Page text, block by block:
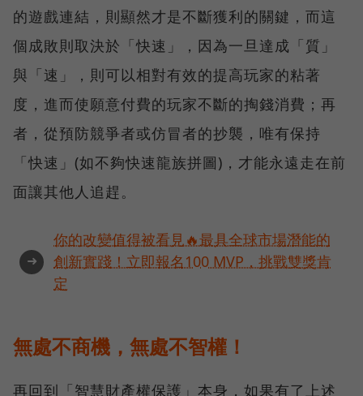
的遊戲連結，則顯然才是不斷獲利的關鍵，而這
個成敗則取決於「快速」，因為一旦達成「質」
與「速」，則可以相對有效的提高玩家的粘著
度，進而使願意付費的玩家不斷的掏錢消費；再
者，從預防競爭者或仿冒者的抄襲，唯有保持
「快速」(如不夠快速龍族拼圖)，才能永遠走在前
面讓其他人追趕。
➜
你的改變值得被看見🔥最具全球市場潛能的
創新實踐！立即報名100 MVP，挑戰雙獎肯
定
無處不商機，無處不智權！
再回到「智慧財產權保護」本身，如果有了上述